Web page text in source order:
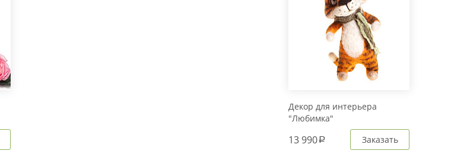
Декор для интерьера
"Любимка"
13 990a Заказать